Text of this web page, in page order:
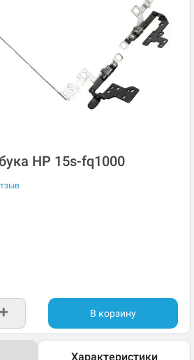
HP 15s-fq1000
+ В корзину
Характеристики